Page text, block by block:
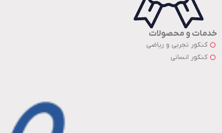
خدمات و محصولات
کنکور تجربی و ریاضی
کنکور انسانی